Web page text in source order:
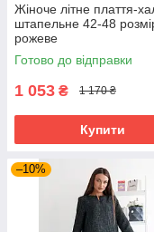
Жіноче літне плаття-
штапельне 42-48
рожеве
Готово до відправки
1 053 ₴ 1 170 ₴
Купити
–10%